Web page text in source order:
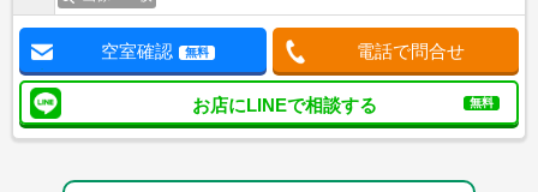
空室確認 無料 電話で問合せ
お店にLINEで相談する 無料